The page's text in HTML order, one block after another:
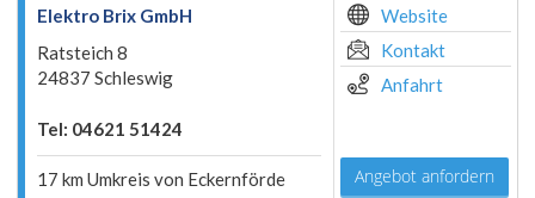
Elektro Brix GmbH
Ratsteich 8
24837 Schleswig
Tel: 04621 51424
17 km Umkreis von Eckernförde
Website
Kontakt
Anfahrt
Angebot anfordern